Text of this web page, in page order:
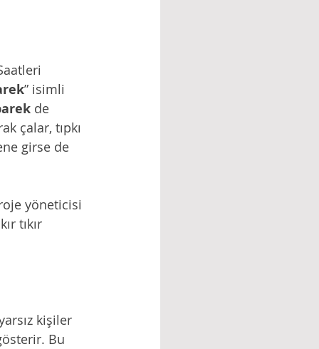
” isimli
de
çalar, tıpkı
girse de
yöneticisi
tıkır
kişiler
Bu